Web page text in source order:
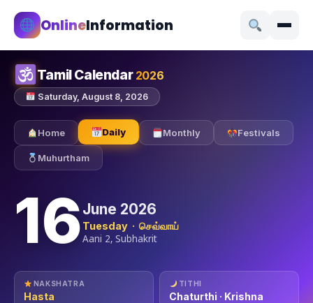
OnlineInformation
Tamil Calendar 2026
Saturday, August 8, 2026
Home Daily Monthly Festivals
Muhurtham
16June 2026
Tuesday · செவ்வாய்
Aani 2, Subhakrit
NAKSHATRA
Hasta
TITHI
Chaturthi · Krishna